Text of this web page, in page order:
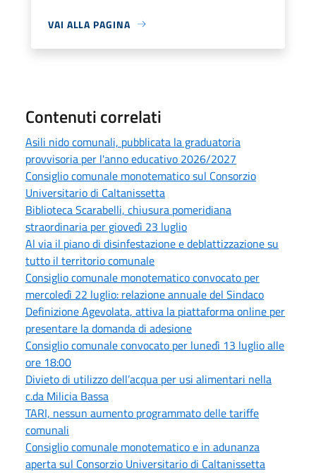
VAI ALLA PAGINA
Contenuti correlati
Asili nido comunali, pubblicata la graduatoria
provvisoria per l'anno educativo 2026/2027
Consiglio comunale monotematico sul Consorzio
Universitario di Caltanissetta
Biblioteca Scarabelli, chiusura pomeridiana
straordinaria per giovedì 23 luglio
Al via il piano di disinfestazione e deblattizzazione su
tutto il territorio comunale
Consiglio comunale monotematico convocato per
mercoledì 22 luglio: relazione annuale del Sindaco
Definizione Agevolata, attiva la piattaforma online per
presentare la domanda di adesione
Consiglio comunale convocato per lunedì 13 luglio alle
ore 18:00
Divieto di utilizzo dell’acqua per usi alimentari nella
c.da Milicia Bassa
TARI, nessun aumento programmato delle tariffe
comunali
Consiglio comunale monotematico e in adunanza
aperta sul Consorzio Universitario di Caltanissetta